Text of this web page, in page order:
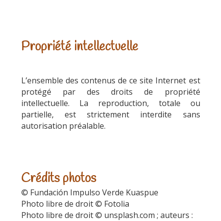
Propriété intellectuelle
L’ensemble des contenus de ce site Internet est
protégé par des droits de propriété
intellectuelle. La reproduction, totale ou
partielle, est strictement interdite sans
autorisation préalable.
Crédits photos
© Fundación Impulso Verde Kuaspue
Photo libre de droit © Fotolia
Photo libre de droit © unsplash.com ; auteurs :